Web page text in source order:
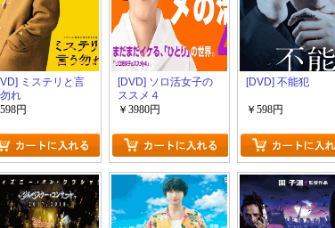
ミステリと言
れ
円
[DVD] ソロ活女子の
ススメ４
￥3980円
[DVD] 不能犯
￥598円